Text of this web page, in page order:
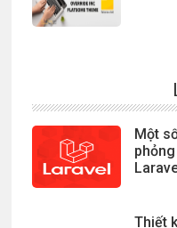
Một
Thiết